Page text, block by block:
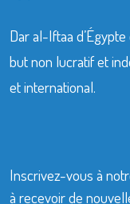
Dar al-Iftaa
but non lucratif et
et international.
Inscrivez-vous à
à recevoir de